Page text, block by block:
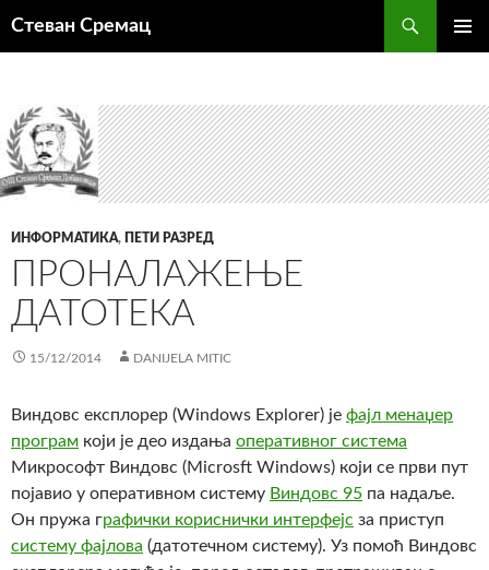
Стеван Сремац
ИНФОРМАТИКА, ПЕТИ РАЗРЕД
ПРОНАЛАЖЕЊЕ
ДАТОТЕКА
15/12/2014 DANIJELA MITIC
Виндовс експлорер (Windows Explorer) je фајл менаџер
програм који је део издања оперативног система
Микрософт Виндовс (Microsft Windows) који се први пут
појавио у оперативном систему Виндовс 95 па надаље.
Он пружа графички кориснички интерфејс за приступ
систему фајлова (датотечном систему). Уз помоћ Виндовс